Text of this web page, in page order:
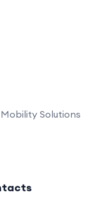
Mobility Solutions